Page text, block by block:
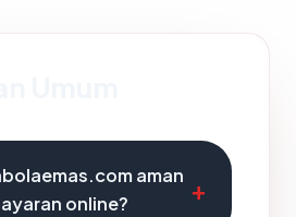
aman
online?